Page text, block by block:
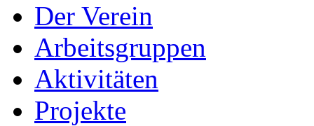
Der Verein
Arbeitsgruppen
Aktivitäten
Projekte